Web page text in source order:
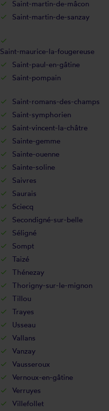
Saint-martin-de-mâcon
Saint-martin-de-sanzay
Saint-maurice-la-fougereuse
Saint-paul-en-gâtine
Saint-pompain
Saint-romans-des-champs
Saint-symphorien
Saint-vincent-la-châtre
Sainte-gemme
Sainte-ouenne
Sainte-soline
Saivres
Saurais
Sciecq
Secondigné-sur-belle
Séligné
Sompt
Taizé
Thénezay
Thorigny-sur-le-mignon
Tillou
Trayes
Usseau
Vallans
Vanzay
Vausseroux
Vernoux-en-gâtine
Verruyes
Villefollet